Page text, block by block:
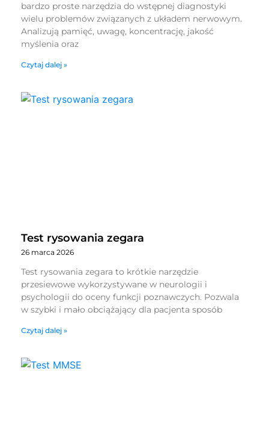
bardzo proste narzędzia do wstępnej diagnostyki
wielu problemów związanych z układem nerwowym.
Analizują pamięć, uwagę, koncentrację, jakość
myślenia oraz
Czytaj dalej »
Test rysowania zegara
26 marca 2026
Test rysowania zegara to krótkie narzędzie
przesiewowe wykorzystywane w neurologii i
psychologii do oceny funkcji poznawczych. Pozwala
w szybki i mało obciążający dla pacjenta sposób
Czytaj dalej »